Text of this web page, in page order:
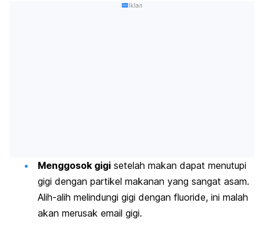
Iklan
Menggosok gigi setelah makan dapat menutupi
gigi dengan partikel makanan yang sangat asam.
Alih-alih melindungi gigi dengan fluoride, ini malah
akan merusak email gigi.